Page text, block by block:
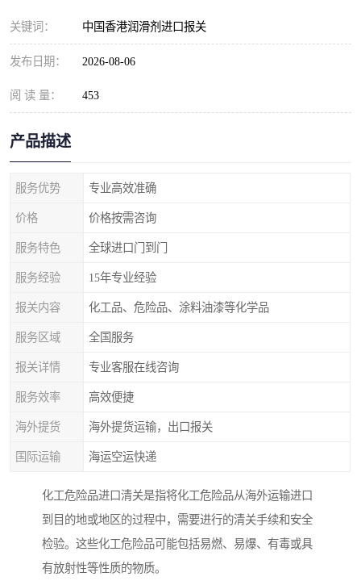
关键词： 中国香港润滑剂进口报关
发布日期： 2026-08-06
阅 读 量： 453
产品描述
服务优势 专业高效准确
价格 价格按需咨询
服务特色 全球进口门到门
服务经验 15年专业经验
报关内容 化工品、危险品、涂料油漆等化学品
服务区域 全国服务
报关详情 专业客服在线咨询
服务效率 高效便捷
海外提货 海外提货运输，出口报关
国际运输 海运空运快递
化工危险品进口清关是指将化工危险品从海外运输进口
到目的地或地区的过程中，需要进行的清关手续和安全
检验。这些化工危险品可能包括易燃、易爆、有毒或具
有放射性等性质的物质。